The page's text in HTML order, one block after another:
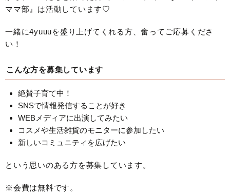
ママ部』は活動しています♡
一緒に4yuuuを盛り上げてくれる方、奮ってご応募くださ
い！
こんな方を募集しています
絶賛子育て中！
SNSで情報発信することが好き
WEBメディアに出演してみたい
コスメや生活雑貨のモニターに参加したい
新しいコミュニティを広げたい
という思いのある方を募集しています。
※会費は無料です。